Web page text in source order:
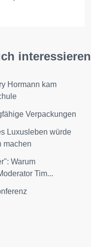
interessieren
Hormann kam
Verpackungen
Luxusleben würde
machen
Warum
Tim...